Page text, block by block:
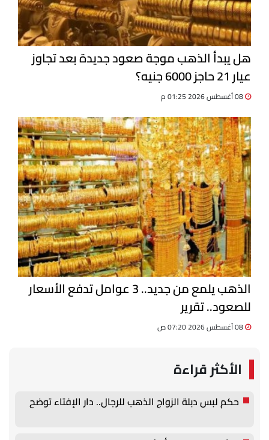
هل يبدأ الذهب موجة صعود جديدة بعد تجاوز
عيار 21 حاجز 6000 جنيه؟
الذهب يلمع من جديد.. 3 عوامل تدفع الأسعار
للصعود.. تقرير
الأكثر قراءة
حكم لبس دبلة الزواج الذهب للرجال.. دار الإفتاء توضح